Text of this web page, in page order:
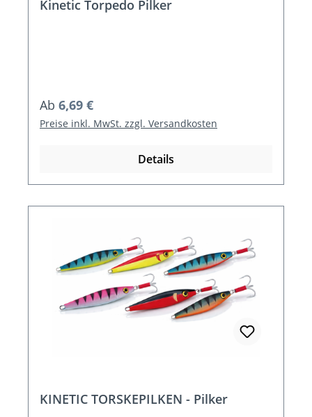
Kinetic Torpedo Pilker
Regulärer Preis:
Ab 6,69 €
Preise inkl. MwSt. zzgl. Versandkosten
Details
KINETIC TORSKEPILKEN - Pilker